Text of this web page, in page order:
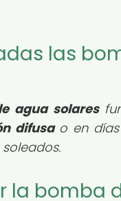
las
agua solares
difusao en días
la